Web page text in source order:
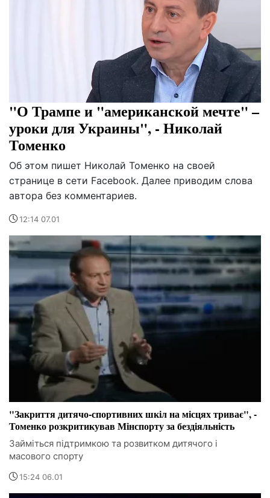
"О Трампе и "американской мечте" –
уроки для Украины", - Николай
Томенко
Об этом пишет Николай Томенко на своей
странице в сети Facebook. Далее приводим слова
автора без комментариев.
12:14 07.01
"Закриття дитячо-спортивних шкіл на місцях триває", -
Томенко розкритикував Мінспорту за бездіяльність
Займіться підтримкою та розвитком дитячого і
масового спорту
15:24 06.01